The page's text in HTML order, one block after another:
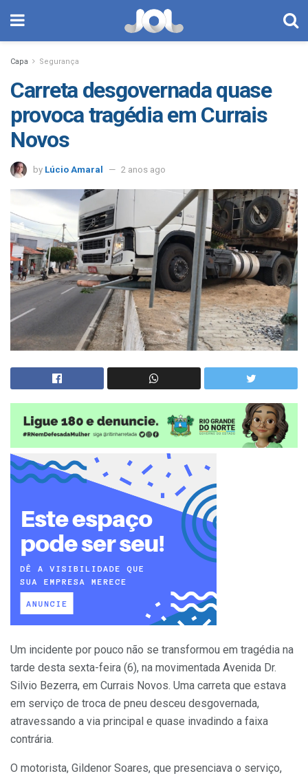
Capa Segurança
Carreta desgovernada quase
provoca tragédia em Currais
Novos
by Lúcio Amaral 2 anos ago
Um incidente por pouco não se transformou em tragédia na
tarde desta sexta-feira (6), na movimentada Avenida Dr.
Silvio Bezerra, em Currais Novos. Uma carreta que estava
em serviço de troca de pneu desceu desgovernada,
atravessando a via principal e quase invadindo a faixa
contrária.
O motorista, Gildenor Soares, que presenciava o serviço,